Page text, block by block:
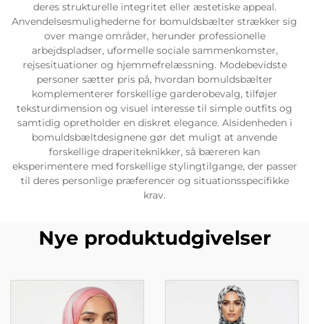
deres strukturelle integritet eller æstetiske appeal.
Anvendelsesmulighederne for bomuldsbælter strækker sig
over mange områder, herunder professionelle
arbejdspladser, uformelle sociale sammenkomster,
rejsesituationer og hjemmefrelæssning. Modebevidste
personer sætter pris på, hvordan bomuldsbælter
komplementerer forskellige garderobevalg, tilføjer
teksturdimension og visuel interesse til simple outfits og
samtidig opretholder en diskret elegance. Alsidenheden i
bomuldsbæltdesignene gør det muligt at anvende
forskellige draperiteknikker, så bæreren kan
eksperimentere med forskellige stylingtilgange, der passer
til deres personlige præferencer og situationsspecifikke
krav.
Nye produktudgivelser